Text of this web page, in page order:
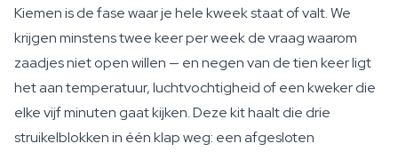
Kiemen is de fase waar je hele kweek staat of valt. We
krijgen minstens twee keer per week de vraag waarom
zaadjes niet open willen — en negen van de tien keer ligt
het aan temperatuur, luchtvochtigheid of een kweker die
elke vijf minuten gaat kijken. Deze kit haalt die drie
struikelblokken in één klap weg: een afgesloten